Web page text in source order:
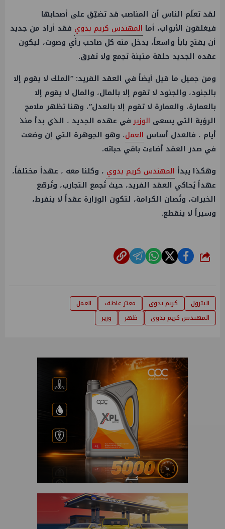
لقد تعلّم الناس أن المناصب قد تضيّق على أصحابها
فيغلقون الأبواب، أما المهندس كريم بدوي فقد أراد من جديد
أن يفتح باباً واسعاً، يدخل منه كل صاحب رأي وصوت، ليكون
عقده الجديد حلقة متينة تجمع ولا تفرق.
ومن جميل ما قيل أيضاً في العقد الفريد: “الملك لا يقوم إلا
بالجنود، والجنود لا تقوم إلا بالمال، والمال لا يقوم إلا
بالعمارة، والعمارة لا تقوم إلا بالعدل”، وهنا تظهر ملامح
الرؤية التي يسعى الوزيرفي عهده الجديد ، الذي بدأ منذ
أيام ، فالعدل أساس العمل، وهو الجوهرة التي إن وضعت
في صدر العقد أضاءت باقي حباته.
وهكذا يبدأ المهندس كريم بدوي ، وكلنا معه ، عهداً مختلفاً،
عهداً يُحاكي العقد الفريد، حيث تُجمع التجارب، وتُرصّع
الخبرات، وتُصان الكرامة، لتكون الوزارة عقداً لا ينفرط،
وسيراً لا ينقطع.
شارك
البترول كريم بدوى معتز عاطف
العمل
المهندس كريم بدوى
ظهر وزير